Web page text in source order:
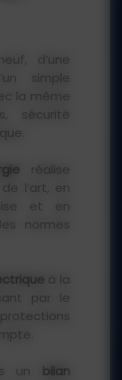
d’une
simple
la même
sécurité
réalise
l’art, en
et en
normes
à la
par le
un bilan